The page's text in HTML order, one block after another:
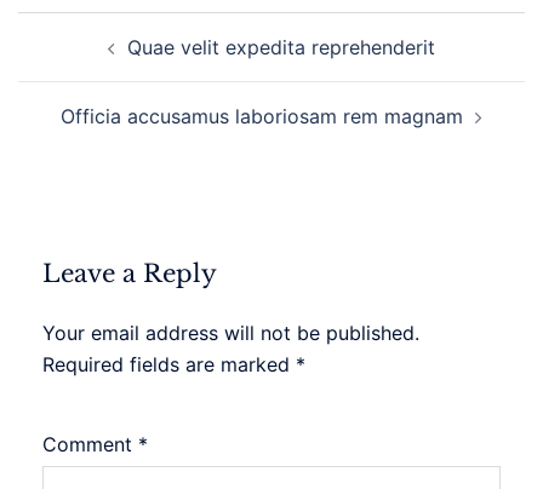
navigationQuae velit expedita reprehenderit
Officia accusamus laboriosam rem magnam
Leave a Reply
Your email address will not be published.
Required fields are marked *
Comment *